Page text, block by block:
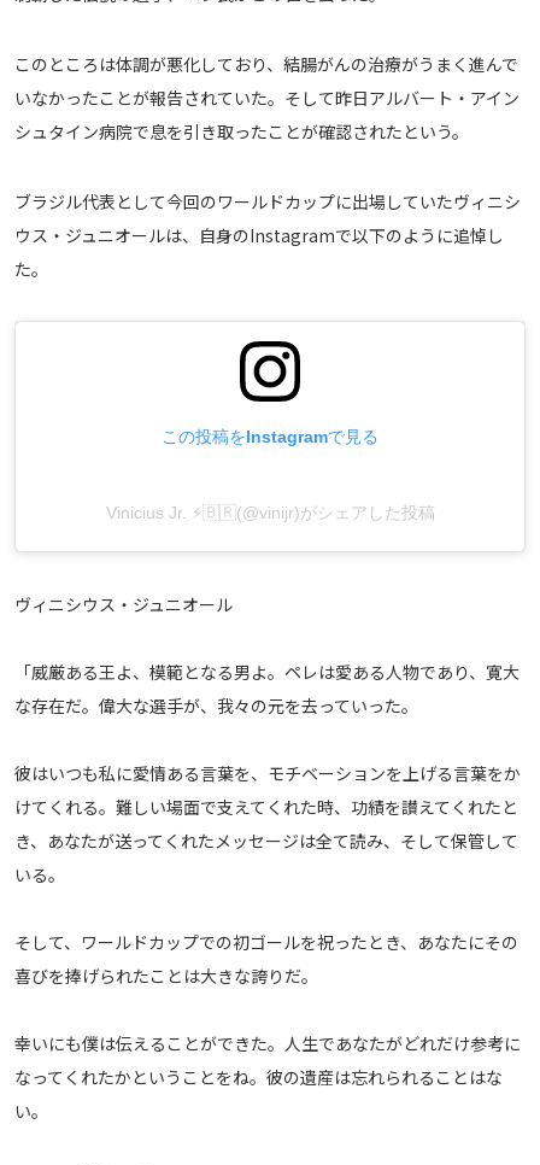
ABEMAの視聴について
Android
TV
ご利用にあたって
プライバシーポリシー
Share
このところは体調が悪化しており、結腸がんの治療がうまく進んで
いなかったことが報告されていた。そして昨日アルバート・アイン
シュタイン病院で息を引き取ったことが確認されたという。
ブラジル代表として今回のワールドカップに出場していたヴィニシ
ウス・ジュニオールは、自身のInstagramで以下のように追悼し
た。
この投稿をInstagramで見る
Vinicius Jr. ⚡️🇧🇷(@vinijr)がシェアした投稿
ヴィニシウス・ジュニオール
「威厳ある王よ、模範となる男よ。ペレは愛ある人物であり、寛大
な存在だ。偉大な選手が、我々の元を去っていった。
彼はいつも私に愛情ある言葉を、モチベーションを上げる言葉をか
けてくれる。難しい場面で支えてくれた時、功績を讃えてくれたと
き、あなたが送ってくれたメッセージは全て読み、そして保管して
いる。
そして、ワールドカップでの初ゴールを祝ったとき、あなたにその
喜びを捧げられたことは大きな誇りだ。
幸いにも僕は伝えることができた。人生であなたがどれだけ参考に
なってくれたかということをね。彼の遺産は忘れられることはな
い。